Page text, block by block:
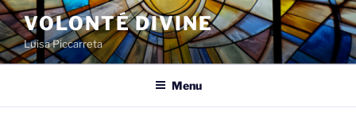
Spring
naar
de
inhoud
VOLONTÉ DIVINE
Luisa Piccarreta
Menu